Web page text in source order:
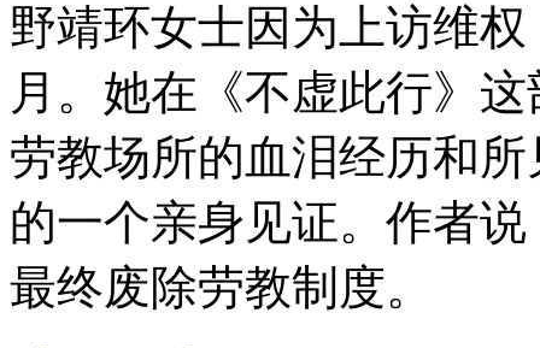
野靖环女士因为上访维
月。她在《不虚此行》
劳教场所的血泪经历和
的一个亲身见证。作者
最终废除劳教制度。